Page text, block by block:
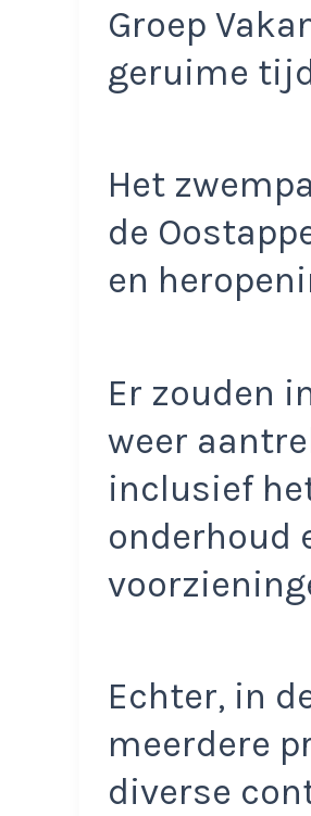
Groep
geruime
Het
de
en
Er zouden
weer
inclusief
onderhoud
Echter, in
meerdere
diverse